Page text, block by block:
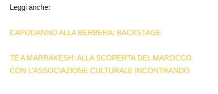
Leggi anche:
CAPODANNO ALLA BERBERA: BACKSTAGE
TÈ A MARRAKESH: ALLA SCOPERTA DEL MAROCCO
CON L’ASSOCIAZIONE CULTURALE INCONTRANDO